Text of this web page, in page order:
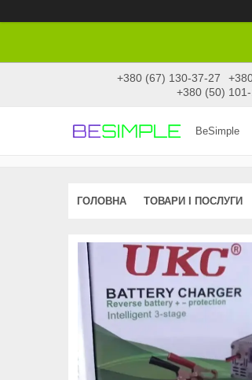
+380 (67) 130-37-27
+380 (50)
BeSimple
ГОЛОВНА ТОВАРИ І ПОСЛУГИ